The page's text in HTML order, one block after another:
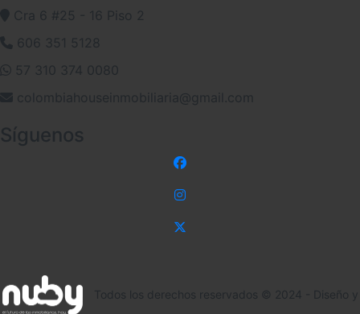
Cra 6 #25 - 16 Piso 2
606 351 5128
57 310 374 0080
colombiahouseinmobiliaria@gmail.com
Síguenos
Todos los derechos reservados © 2024 - Diseño y